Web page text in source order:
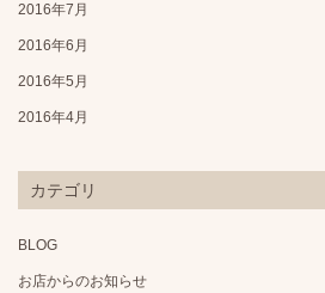
2016年7月
2016年6月
2016年5月
2016年4月
カテゴリ
BLOG
お店からのお知らせ